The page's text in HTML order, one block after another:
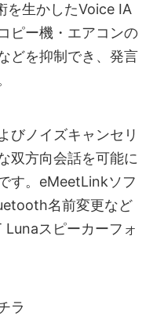
を生かしたVoice IA
ピー機・エアコンの
どを抑制でき、発言
びノイズキャンセリ
双方向会話を可能に
す。eMeetLinkソフ
名前変更など
Lunaスピーカーフォ
ラ